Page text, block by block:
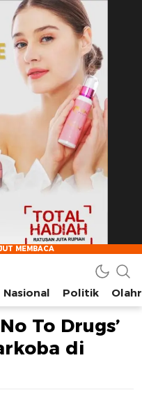
dan Cerita Kota
Nasional Politik
To Drugs’
di